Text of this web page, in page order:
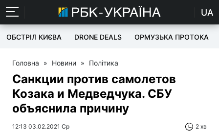
UA
ОБСТРІЛ КИЄВА DRONE DEALS ОРМУЗЬКА ПРОТОКА
Головна » Новини » Політика
Санкции против самолетов
Козака и Медведчука. СБУ
объяснила причину
12:13 03.02.2021 Ср 2 хв